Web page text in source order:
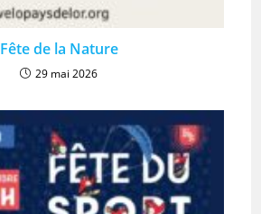
Fête de la Nature
29 mai 2026